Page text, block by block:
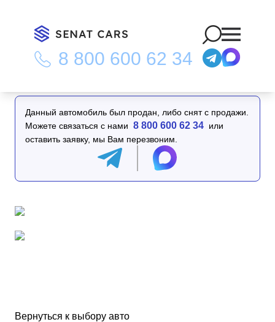
8 800 600 62 34
Главная Каталог/Kia Carnival 7-Seater Signature 2WD
Данный автомобиль был продан, либо снят с продажи.
Можете связаться с нами 8 800 600 62 34 или
оставить заявку, мы Вам перезвоним.
Вернуться к выбору авто